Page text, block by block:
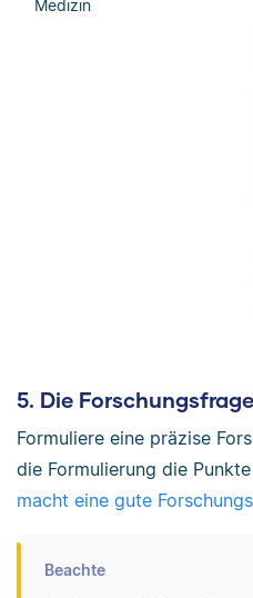
Medizin
5. Die
Formuliere eine präzise
die Formulierung die
macht eine gute
Beachte